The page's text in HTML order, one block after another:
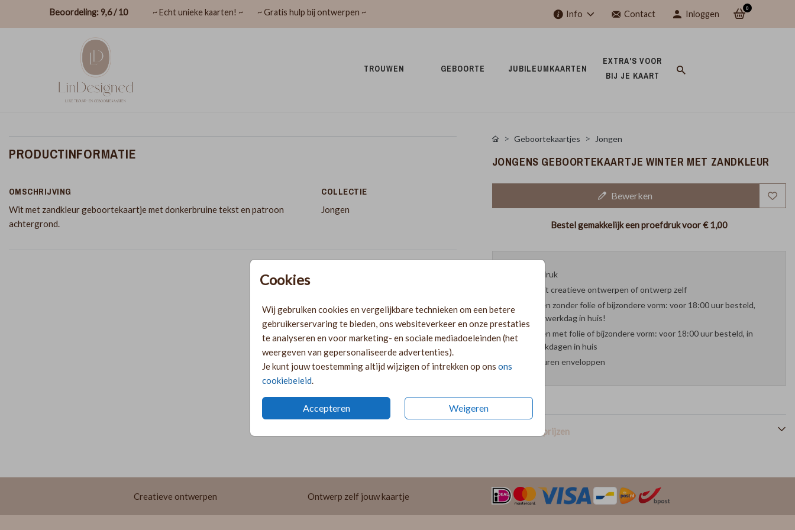
Beoordeling: 9,6 / 10 ~ Echt unieke kaarten! ~ ~ Gratis hulp bij ontwerpen ~ Info Contact Inloggen
0
TROUWEN GEBOORTE JUBILEUMKAARTEN
EXTRA'S VOOR
BIJ JE KAART
Cookies
Wij gebruiken cookies en vergelijkbare technieken om een betere
gebruikerservaring te bieden, ons websiteverkeer en onze prestaties
te analyseren en voor marketing- en sociale mediadoeleinden (het
weergeven van gepersonaliseerde advertenties).
Je kunt jouw toestemming altijd wijzigen of intrekken op ons ons
cookiebeleid
Accepteren Weigeren
PRODUCTINFORMATIE
OMSCHRIJVING
Wit met zandkleur geboortekaartje met donkerbruine tekst en patroon
achtergrond.
COLLECTIE
Jongen
Geboortekaartjes Jongen
JONGENS GEBOORTEKAARTJE WINTER MET ZANDKLEUR
Bewerken
Bestel gemakkelijk een proefdruk voor€ 1,00
Proefdruk
Kies uit creatieve ontwerpen of ontwerp zelf
Kaarten zonder folie of bijzondere vorm: voor 18:00 uur besteld,
volgende werkdag in huis!
Kaarten met folie of bijzondere vorm: voor 18:00 uur besteld, in
twee werkdagen in huis
29 kleuren enveloppen
Formaten en prijzen
Creatieve ontwerpen Ontwerp zelf jouw kaartje